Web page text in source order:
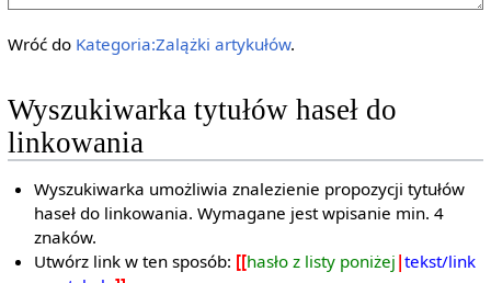
Wróć do Kategoria:Zalążki artykułów.
Wyszukiwarka tytułów haseł do
linkowania
Wyszukiwarka umożliwia znalezienie propozycji tytułów
haseł do linkowania. Wymagane jest wpisanie min. 4
znaków.
Utwórz link w ten sposób: [[hasło z listy poniżej |tekst/link